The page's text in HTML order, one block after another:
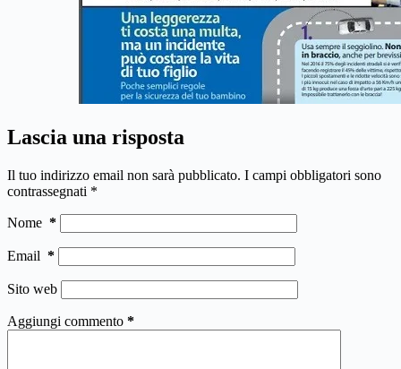
Lascia una risposta
Il tuo indirizzo email non sarà pubblicato. I campi obbligatori sono
contrassegnati *
Nome *
Email *
Sito web
Aggiungi commento *